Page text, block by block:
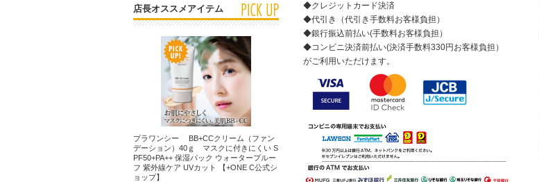
◆クレジットカード決済
◆代引き（代引き手数料お客様負担）
◆銀行振込前払い(手数料お客様負担）
◆コンビニ決済前払い(決済手数料330円お客様負担）
がご利用いただけます。
店長オススメアイテム
プラワンシー BB+CCクリーム（ファン
デーション）40ｇ マスクに付きにくい S
PF50+PA++ 保湿パック ウォータープルー
フ 紫外線ケア UVカット 【+ONE C公式シ
ョップ】